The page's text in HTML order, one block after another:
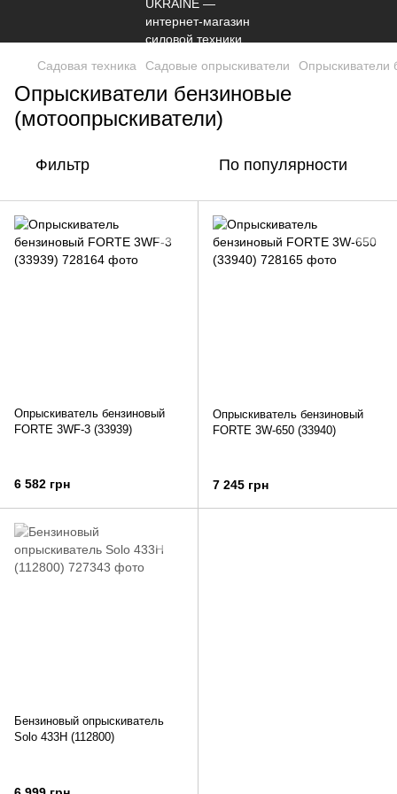
Садовая техника Садовые опрыскиватели Опрыскиватели
Опрыскиватели бензиновые
(мотоопрыскиватели)
Фильтр По популярности
Опрыскиватель бензиновый
FORTE 3WF-3 (33939)
6 582 грн
Опрыскиватель бензиновый
FORTE 3W-650 (33940)
7 245 грн
Бензиновый опрыскиватель
Solo 433H (112800)